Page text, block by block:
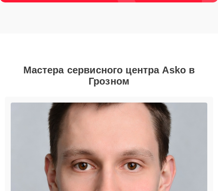
Мастера сервисного центра Asko в
Грозном